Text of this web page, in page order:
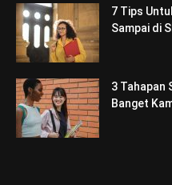
7 Tips
Sampai di
3 Tahapan
Banget